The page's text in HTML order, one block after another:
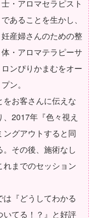
士・アロマセラピスト
であることを生かし、
妊産婦さんのための整
体・アロマテラピーサ
ロンぴりかまむをオー
プン。
お客さんに伝えな
2017年『色々視え
ングアウトすると同
その後、施術なし
までのセッション
『どうしてわかる
てる！？』と好評